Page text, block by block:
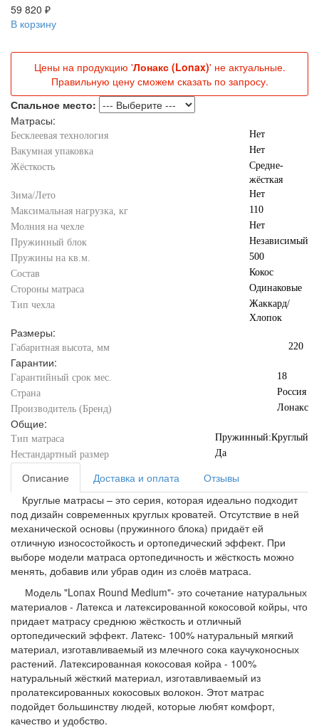
59 820 ₽
В корзину
Цены на продукцию 'Лонакс (Lonax)' не актуальные.
Правильную цену сможем сказать по запросу.
Спальное место:
Матрасы:
Бесклеевая технология
Нет
Вакумная упаковка
Нет
Жёсткость
Средне-
жёсткая
Зима/Лето
Нет
Максимальная нагрузка, кг
110
Молния на чехле
Нет
Пружинный блок
Независимый
Пружины на кв.м.
500
Состав
Кокос
Стороны матраса
Одинаковые
Тип чехла
Жаккард/
Хлопок
Размеры:
Габаритная высота, мм 220
Гарантии:
Гарантийный срок мес.
18
Страна
Россия
Производитель (Бренд)
Лонакс
Общие:
Тип матраса
Пружинный:Круглый
Нестандартный размер
Да
Описание Доставка и оплата
Отзывы
Круглые матрасы – это серия, которая идеально подходит
под дизайн современных круглых кроватей. Отсутствие в ней
механической основы (пружинного блока) придаёт ей
отличную износостойкость и ортопедический эффект. При
выборе модели матраса ортопедичность и жёсткость можно
менять, добавив или убрав один из слоёв матраса.
Модель "Lonax Round Medium"- это сочетание натуральных
материалов - Латекса и латексированной кокосовой койры, что
придает матрасу среднюю жёсткость и отличный
ортопедический эффект. Латекс- 100% натуральный мягкий
материал, изготавливаемый из млечного сока каучуконосных
растений. Латексированная кокосовая койра - 100%
натуральный жёсткий материал, изготавливаемый из
пролатексированных кокосовых волокон. Этот матрас
подойдет большинству людей, которые любят комфорт,
качество и удобство.